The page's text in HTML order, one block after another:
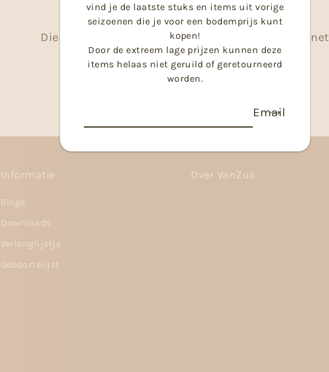
Dieser Sammlung sind keine Produkte zugeordnet
Informatie
Blogs
Downloads
Verlanglijstje
Geboortelijst
Over VanZus
vind je de laatste stuks en items uit vorige
seizoenen die je voor een bodemprijs kunt
kopen!
Door de extreem lage prijzen kunnen deze
items helaas niet geruild of geretourneerd
worden.
Email